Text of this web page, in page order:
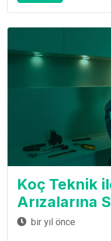
Koç Teknik
Arızalarına
bir yıl önce